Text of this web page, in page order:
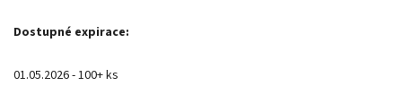
Dostupné expirace:
01.05.2026 - 100+ ks